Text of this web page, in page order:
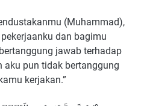
(Muhammad),
dan bagimu
jawab terhadap
aku pun tidak bertanggung
kerjakan.”